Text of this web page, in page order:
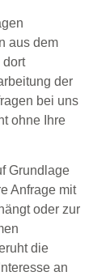
aus dem
dort
der
bei uns
ohne Ihre
Grundlage
Anfrage mit
oder zur
die
an